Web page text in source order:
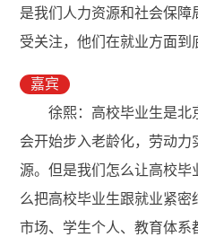
是我们人力资源和社会保
受关注，他们在就业方面到
嘉宾
徐熙：高校毕业生是北
会开始步入老龄化，劳动
源。但是我们怎么让高校毕
么把高校毕业生跟就业紧密
市场、学生个人、教育体系